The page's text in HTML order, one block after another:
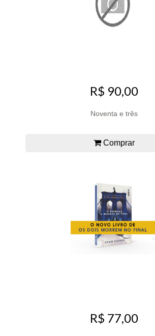
R$ 90,00
Noventa e três
Comprar
R$ 77,00